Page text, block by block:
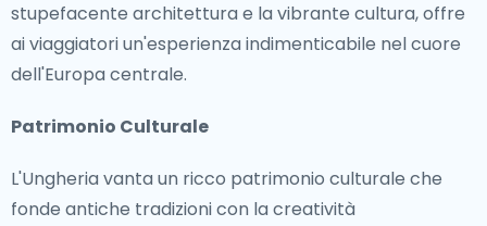
stupefacente architettura e la vibrante cultura, offre
ai viaggiatori un'esperienza indimenticabile nel cuore
dell'Europa centrale.
Patrimonio Culturale
L'Ungheria vanta un ricco patrimonio culturale che
fonde antiche tradizioni con la creatività